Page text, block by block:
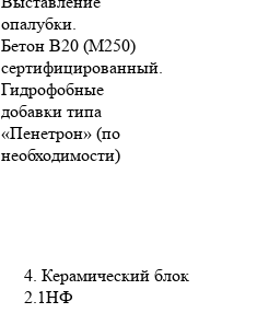
опалубки.
Бетон В20 (М250)
сертифицированный.
Гидрофобные
добавки типа
«Пенетрон» (по
необходимости)
4. Керамический блок
2.1НФ